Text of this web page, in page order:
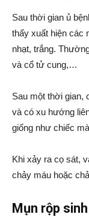
Sau thời gian ủ
thấy xuất hiện các
nhạt, trắng.
và cổ tử cung,…
Sau một thời gian,
và có xu hướng
giống như chiếc
Khi xảy ra cọ sát,
chảy máu hoặc
Mụn rộp